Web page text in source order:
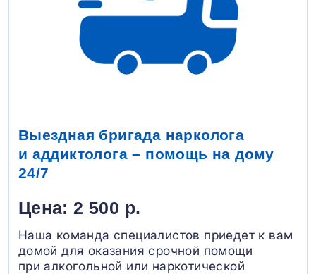
Выездная бригада нарколога
и аддиктолога – помощь на дому
24/7
Цена: 2 500 р.
Наша команда специалистов приедет к вам
домой для оказания срочной помощи
при алкогольной или наркотической